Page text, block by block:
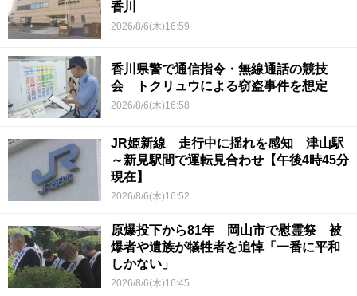
香川
2026/8/6(木)16:59
香川県警で通信指令・無線通話の競技
会 トクリュウによる窃盗事件を想定
2026/8/6(木)16:58
JR姫新線 走行中に揺れを感知 津山駅
～新見駅間で運転見合わせ【午後4時45分
現在】
2026/8/6(木)16:52
原爆投下から81年 岡山市で慰霊祭 被
爆者や遺族が犠牲者を追悼「一番に平和
しかない」
2026/8/6(木)16:45